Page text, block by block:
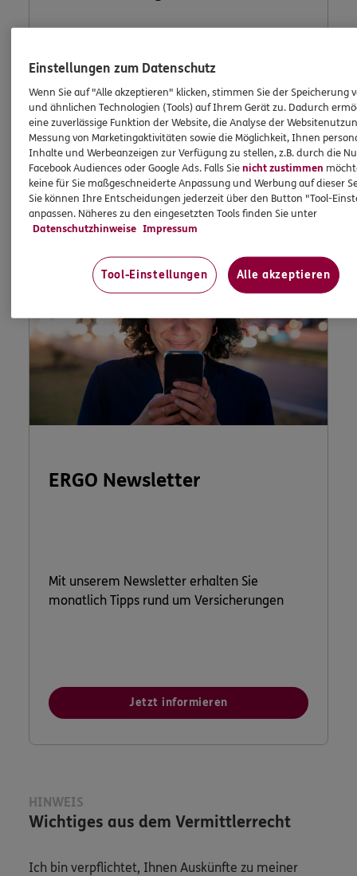
In Ihrem persönlichen Kundenportal „Meine
Versicherungen“ können Sie Ihre
Versicherungen bequem online verwalten.
Jetzt informieren
ERGO Newsletter
Mit unserem Newsletter erhalten Sie
monatlich Tipps rund um Versicherungen
Jetzt informieren
HINWEIS
Wichtiges aus dem Vermittlerrecht
Ich bin verpflichtet, Ihnen Auskünfte zu meiner
Einstellungen zum Datenschutz
Wenn Sie auf "Alle akzeptieren" klicken, stimmen Sie der Speicherung
und ähnlichen Technologien (Tools) auf Ihrem Gerät zu. Dadurch
eine zuverlässige Funktion der Website, die Analyse der
Messung von Marketingaktivitäten sowie die Möglichkeit, Ihnen
Inhalte und Werbeanzeigen zur Verfügung zu stellen, z.B. durch die
Facebook Audiences oder Google Ads. Falls Sienicht zustimmen
keine für Sie maßgeschneiderte Anpassung und Werbung auf dieser
Sie können Ihre Entscheidungen jederzeit über den Button "Tool-
anpassen. Näheres zu den eingesetzten Tools finden Sie unter
Datenschutzhinweise Impressum
Tool-Einstellungen Alle akzeptieren